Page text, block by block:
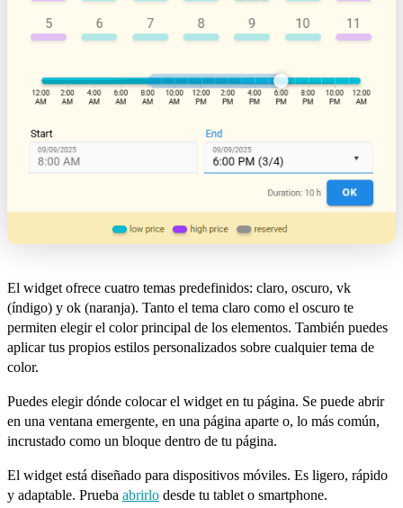
El widget ofrece cuatro temas predefinidos: claro, oscuro, vk
(índigo) y ok (naranja). Tanto el tema claro como el oscuro te
permiten elegir el color principal de los elementos. También puedes
aplicar tus propios estilos personalizados sobre cualquier tema de
color.
Puedes elegir dónde colocar el widget en tu página. Se puede abrir
en una ventana emergente, en una página aparte o, lo más común,
incrustado como un bloque dentro de tu página.
El widget está diseñado para dispositivos móviles. Es ligero, rápido
y adaptable. Prueba abrirlo desde tu tablet o smartphone.